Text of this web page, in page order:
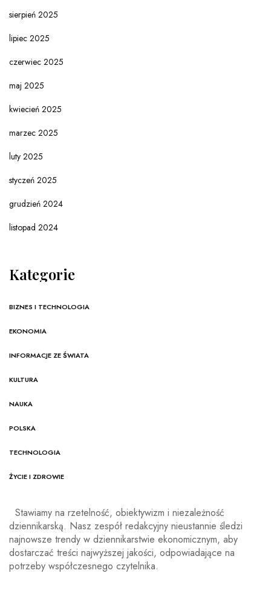
sierpień 2025
lipiec 2025
czerwiec 2025
maj 2025
kwiecień 2025
marzec 2025
luty 2025
styczeń 2025
grudzień 2024
listopad 2024
Kategorie
BIZNES I TECHNOLOGIA
EKONOMIA
INFORMACJE ZE ŚWIATA
KULTURA
NAUKA
POLSKA
TECHNOLOGIA
ŻYCIE I ZDROWIE
Stawiamy na rzetelność, obiektywizm i niezależność
dziennikarską. Nasz zespół redakcyjny nieustannie śledzi
najnowsze trendy w dziennikarstwie ekonomicznym, aby
dostarczać treści najwyższej jakości, odpowiadające na
potrzeby współczesnego czytelnika.